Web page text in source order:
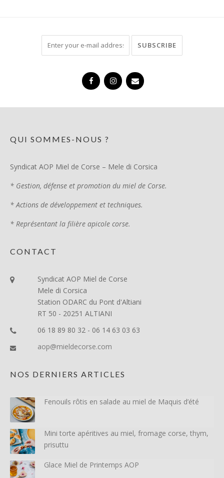
QUI SOMMES-NOUS ?
Syndicat AOP Miel de Corse – Mele di Corsica
* Gestion, défense et promotion du miel de Corse.
* Actions de développement et techniques.
* Représentant la filière apicole corse.
CONTACT
Syndicat AOP Miel de Corse
Mele di Corsica
Station ODARC du Pont d'Altiani
RT 50 - 20251 ALTIANI
06 18 89 80 32 - 06 14 63 03 63
aop@mieldecorse.com
NOS DERNIERS ARTICLES
Fenouils rôtis en salade au miel de Maquis d’été
Mini torte apéritives au miel, fromage corse, thym,
prisuttu
Glace Miel de Printemps AOP